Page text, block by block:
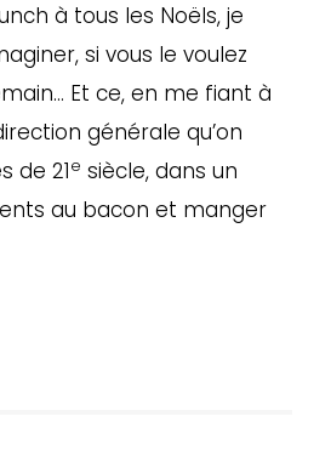
à tous les Noëls, je
si vous le voulez
Et ce, en me fiant à
générale qu’on
de 21e siècle, dans un
au bacon et manger